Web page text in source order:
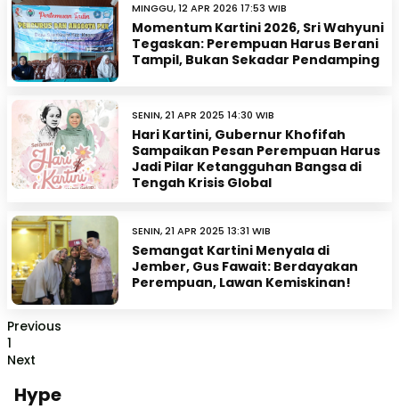
MINGGU, 12 APR 2026 17:53 WIB
Momentum Kartini 2026, Sri Wahyuni
Tegaskan: Perempuan Harus Berani
Tampil, Bukan Sekadar Pendamping
SENIN, 21 APR 2025 14:30 WIB
Hari Kartini, Gubernur Khofifah
Sampaikan Pesan Perempuan Harus
Jadi Pilar Ketangguhan Bangsa di
Tengah Krisis Global
SENIN, 21 APR 2025 13:31 WIB
Semangat Kartini Menyala di
Jember, Gus Fawait: Berdayakan
Perempuan, Lawan Kemiskinan!
Previous
1
Next
Hype